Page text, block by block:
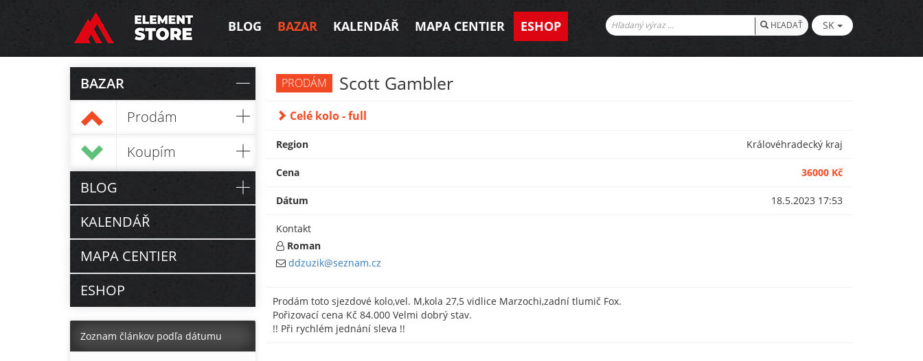
BLOG BAZAR KALENDÁŘ MAPA CENTIER ESHOP HĽADAŤ SK
PRODÁM Scott Gambler
Celé kolo - full
Region Královéhradecký kraj
Cena 36000 Kč
Dátum 18.5.2023 17:53
Kontakt
Roman
ddzuzik@seznam.cz
Prodám toto sjezdové kolo,vel. M,kola 27,5 vidlice Marzochi,zadní tlumič Fox.
Pořizovací cena Kč 84.000 Velmi dobrý stav.
!! Při rychlém jednání sleva !!
BAZAR
Prodám
Koupím
BLOG
KALENDÁŘ
MAPA CENTIER
ESHOP
Zoznam článkov podľa dátumu